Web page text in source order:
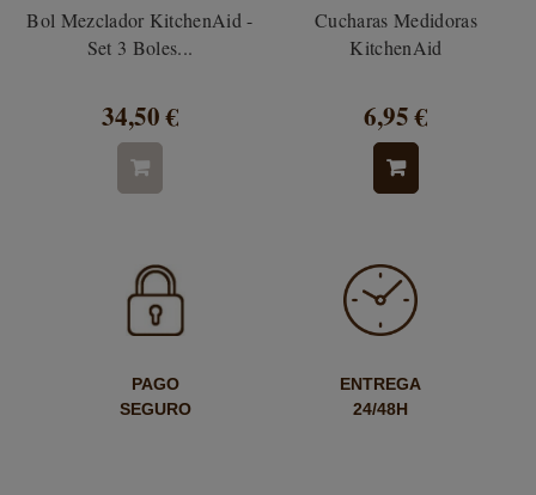
Bol Mezclador KitchenAid -
Set 3 Boles...
34,50 €
Cucharas Medidoras
KitchenAid
6,95 €
PAGO
SEGURO
ENTREGA
24/48H